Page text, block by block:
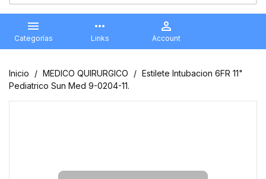

Categorías
more_horiz
Links

Account
Inicio MEDICO QUIRURGICO
Estilete Intubacion 6FR 11"
Pediatrico Sun Med 9-0204-11.